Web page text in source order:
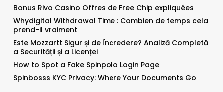
Bonus Rivo Casino Offres de Free Chip expliquées
Whydigital Withdrawal Time : Combien de temps cela
prend-il vraiment
Este Mozzartt Sigur și de Încredere? Analiză Completă
a Securității și a Licenței
How to Spot a Fake Spinpolo Login Page
Spinbosss KYC Privacy: Where Your Documents Go